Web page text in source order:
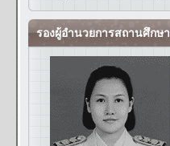
รองผู้อำนวยการสถานศึกษา